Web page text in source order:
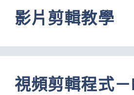
影片剪輯教學
視頻剪輯程式